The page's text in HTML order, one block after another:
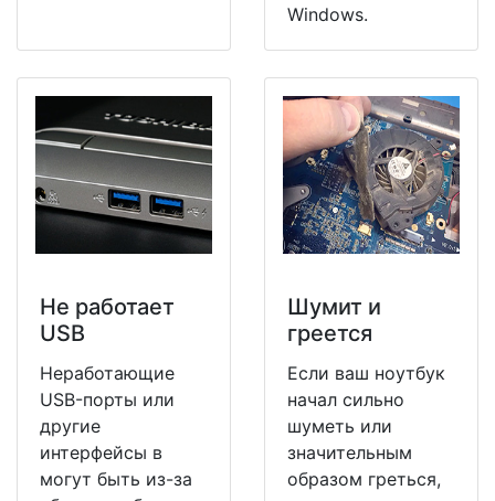
Windows.
Не работает
USB
Неработающие
USB-порты или
другие
интерфейсы в
могут быть из-за
Шумит и
греется
Если ваш ноутбук
начал сильно
шуметь или
значительным
образом греться,